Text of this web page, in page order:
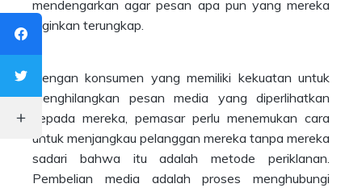
mendengarkan agar pesan apa pun yang mereka
inginkan terungkap.
Dengan konsumen yang memiliki kekuatan untuk
menghilangkan pesan media yang diperlihatkan
kepada mereka, pemasar perlu menemukan cara
untuk menjangkau pelanggan mereka tanpa mereka
sadari bahwa itu adalah metode periklanan.
Pembelian media adalah proses menghubungi